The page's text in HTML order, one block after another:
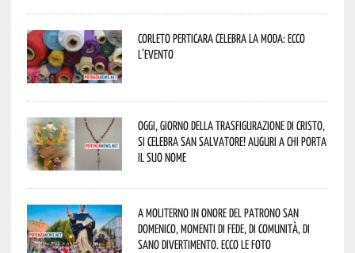
Corleto Perticara celebra la moda: ecco
l’evento
Oggi, giorno della Trasfigurazione di Cristo,
si celebra San Salvatore! Auguri a chi porta
il suo nome
A Moliterno in onore del Patrono San
Domenico, momenti di fede, di comunità, di
sano divertimento. Ecco le foto